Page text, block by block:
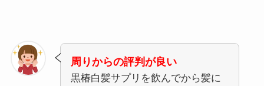
周りからの評判が良い
黒椿白髪サプリを飲んでから髪に